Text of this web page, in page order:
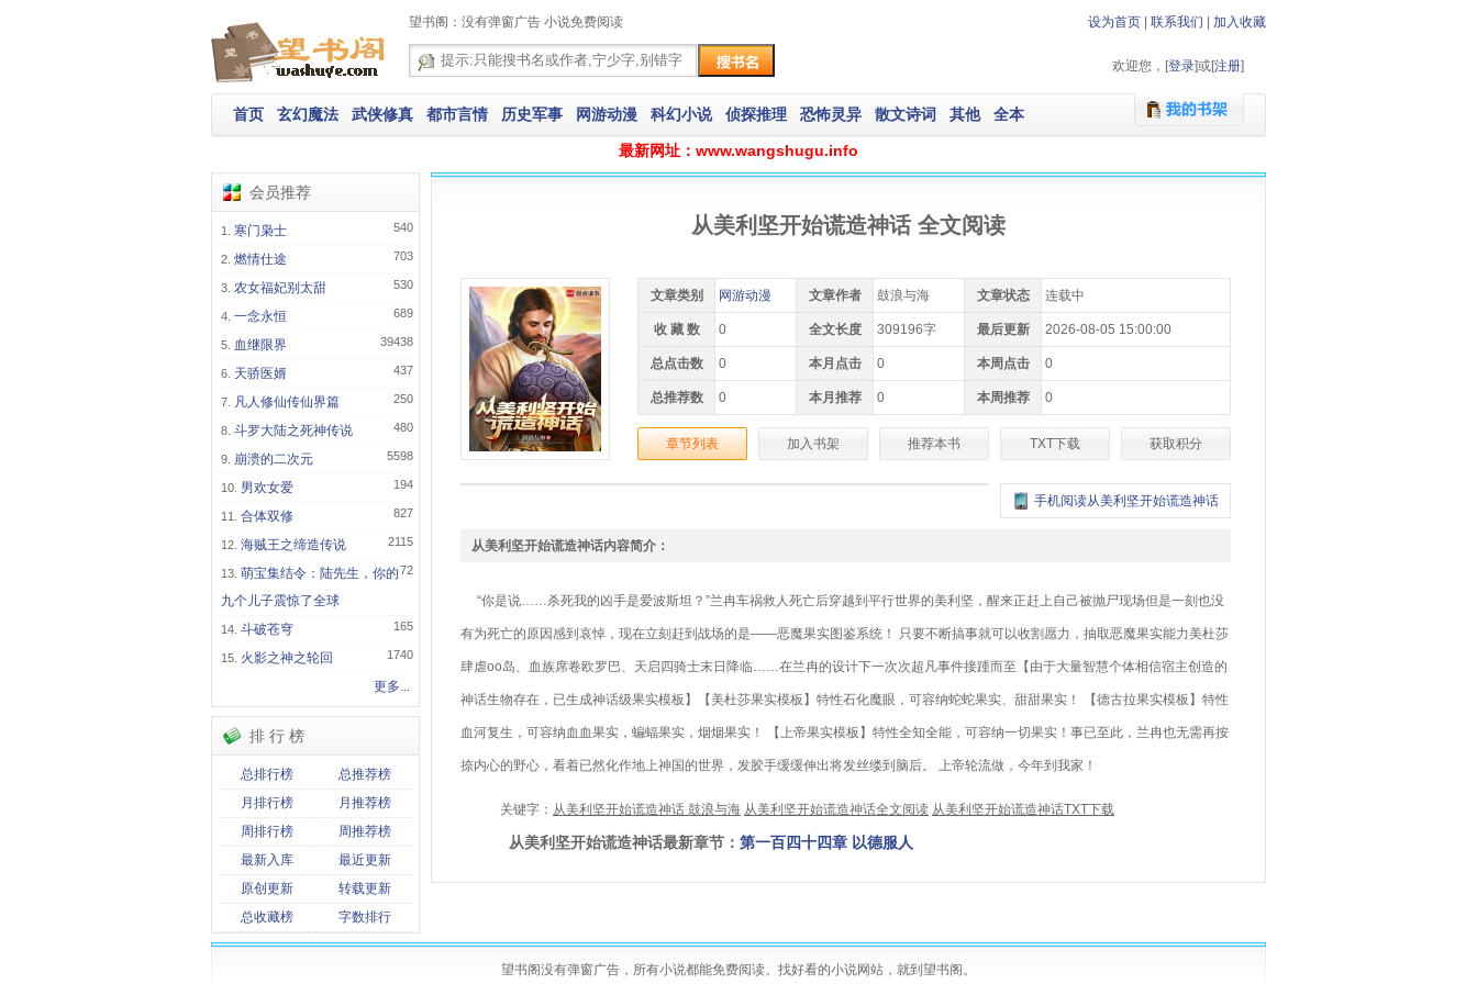
设为首页 联系我们 加入收藏
望书阁：没有弹窗广告 小说免费阅读
欢迎您，[登录]或[注册]
首页 玄幻魔法 武侠修真 都市言情 历史军事 网游动漫 科幻小说 侦探推理 恐怖灵异 散文诗词 其他 全本
最新网址：www.wangshugu.info
会员推荐
540
寒门枭士
703
燃情仕途
530
农女福妃别太甜
689
一念永恒
39438
血继限界
437
天骄医婿
250
凡人修仙传仙界篇
480
斗罗大陆之死神传说
5598
崩溃的二次元
194
男欢女爱
827
合体双修
2115
海贼王之缔造传说
72
萌宝集结令：陆先生，你的
九个儿子震惊了全球
165
斗破苍穹
1740
火影之神之轮回
更多...
排 行 榜
总排行榜
总推荐榜
月排行榜
月推荐榜
周排行榜
周推荐榜
最新入库
最近更新
原创更新
转载更新
总收藏榜
字数排行
从美利坚开始谎造神话 全文阅读
文章类别 网游动漫 文章作者 鼓浪与海 文章状态 连载中
收 藏 数 0 全文长度 309196字 最后更新 2026-08-05 15:00:00
总点击数 0 本月点击 0 本周点击 0
总推荐数 0 本月推荐 0 本周推荐 0
章节列表 加入书架 推荐本书 TXT下载 获取积分
手机阅读从美利坚开始谎造神话
从美利坚开始谎造神话内容简介：
“你是说……杀死我的凶手是爱波斯坦？”兰冉车祸救人死亡后穿越到平行世界的美利坚，醒来正赶上自己被抛尸现场但是一刻也没
有为死亡的原因感到哀悼，现在立刻赶到战场的是——恶魔果实图鉴系统！ 只要不断搞事就可以收割愿力，抽取恶魔果实能力美杜莎
肆虐oo岛、血族席卷欧罗巴、天启四骑士末日降临……在兰冉的设计下一次次超凡事件接踵而至【由于大量智慧个体相信宿主创造的
神话生物存在，已生成神话级果实模板】【美杜莎果实模板】特性石化魔眼，可容纳蛇蛇果实、甜甜果实！ 【德古拉果实模板】特性
血河复生，可容纳血血果实，蝙蝠果实，烟烟果实！ 【上帝果实模板】特性全知全能，可容纳一切果实！事已至此，兰冉也无需再按
捺内心的野心，看着已然化作地上神国的世界，发胶手缓缓伸出将发丝缕到脑后。 上帝轮流做，今年到我家！
关键字： 从美利坚开始谎造神话 鼓浪与海 从美利坚开始谎造神话全文阅读 从美利坚开始谎造神话TXT下载
从美利坚开始谎造神话最新章节： 第一百四十四章 以德服人
望书阁没有弹窗广告，所有小说都能免费阅读。找好看的小说网站，就到望书阁。